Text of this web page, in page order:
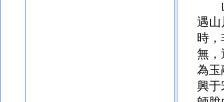
時
無，
為
興于
師脫